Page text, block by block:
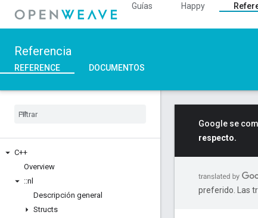
Guías Happy
Referencia
REFERENCE DOCUMENTOS
C++
Overview
::nl
Descripción general
Structs
Google se
respecto.
preferido. Las